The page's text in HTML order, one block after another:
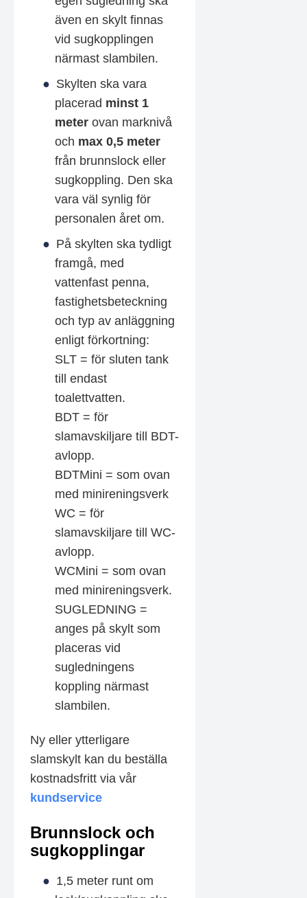
även en skylt finnas
vid sugkopplingen
närmast slambilen.
Skylten ska vara
placerad minst 1
meter ovan marknivå
och max 0,5 meter
från brunnslock eller
sugkoppling. Den ska
vara väl synlig för
personalen året om.
På skylten ska tydligt
framgå, med
vattenfast penna,
fastighetsbeteckning
och typ av anläggning
enligt förkortning:
SLT = för sluten tank
till endast
toalettvatten.
BDT = för
slamavskiljare till BDT-
avlopp.
BDTMini = som ovan
med minireningsverk
WC = för
slamavskiljare till WC-
avlopp.
WCMini = som ovan
med minireningsverk.
SUGLEDNING =
anges på skylt som
placeras vid
sugledningens
koppling närmast
slambilen.
Ny eller ytterligare
slamskylt kan du beställa
kostnadsfritt via vår
kundservice
Brunnslock och
sugkopplingar
1,5 meter runt om